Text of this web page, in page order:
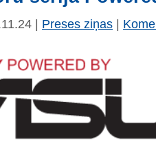
| Preses ziņas